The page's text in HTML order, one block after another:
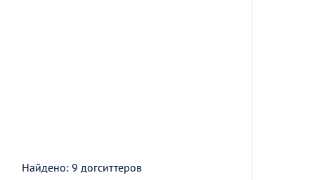
Найдено: 9 догситтеров